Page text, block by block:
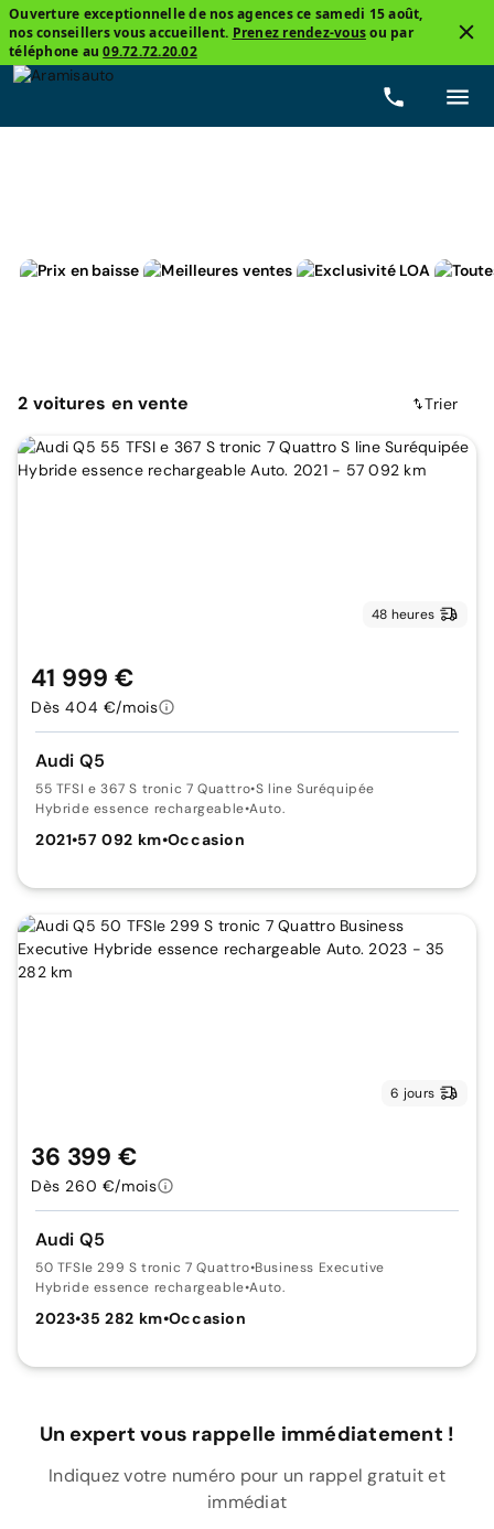
Ouverture exceptionnelle de nos agences ce samedi 15 août,
nos conseillers vous accueillent. Prenez rendez-vousou par
téléphone au09.72.72.20.02
Hybride rechargeable
2 voitures en vente Trier
48 heures
Audi Q5
55 TFSI e 367 S tronic 7 Quattro•S line Suréquipée
Hybride essence rechargeable•Auto.
2021•57 092 km•Occasion
41 999 €
Dès 404 €/mois
6 jours
Audi Q5
50 TFSIe 299 S tronic 7 Quattro•Business Executive
Hybride essence rechargeable•Auto.
2023•35 282 km•Occasion
36 399 €
Dès 260 €/mois
Un expert vous rappelle immédiatement !
Indiquez votre numéro pour un rappel gratuit et
immédiat